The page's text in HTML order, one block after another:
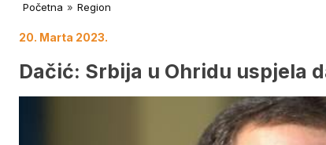
Početna » Region
20. Marta 2023.
Dačić: Srbija u Ohridu uspjela